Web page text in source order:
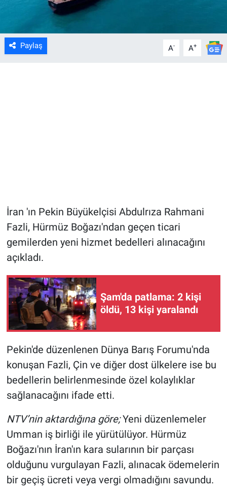
Paylaş A- A+
İran 'ın Pekin Büyükelçisi Abdulrıza Rahmani
Fazli, Hürmüz Boğazı'ndan geçen ticari
gemilerden yeni hizmet bedelleri alınacağını
açıkladı.
Şam'da patlama: 2 kişi
öldü, 13 kişi yaralandı
Pekin'de düzenlenen Dünya Barış Forumu'nda
konuşan Fazli, Çin ve diğer dost ülkelere ise bu
bedellerin belirlenmesinde özel kolaylıklar
sağlanacağını ifade etti.
NTV’nin aktardığına göre;Yeni düzenlemeler
Umman iş birliği ile yürütülüyor. Hürmüz
Boğazı'nın İran'ın kara sularının bir parçası
olduğunu vurgulayan Fazli, alınacak ödemelerin
bir geçiş ücreti veya vergi olmadığını savundu.